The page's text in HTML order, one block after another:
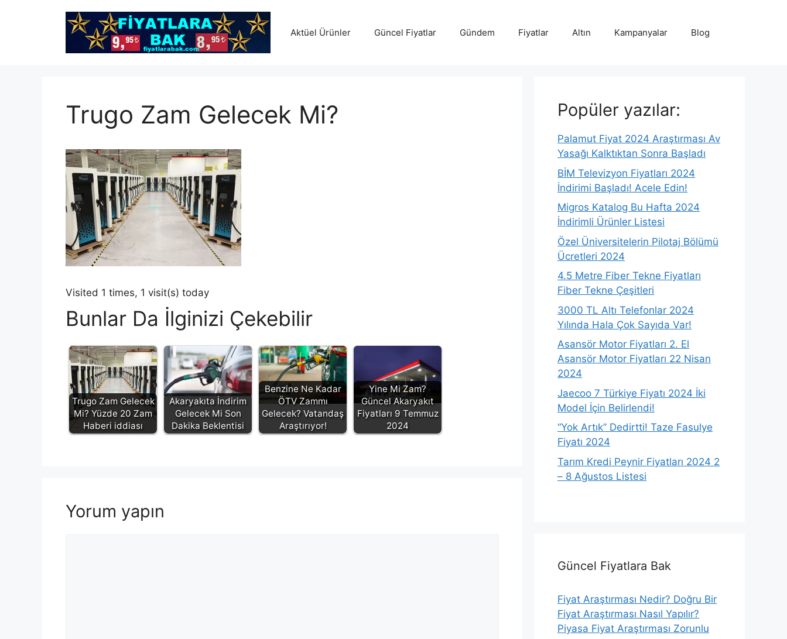
Aktüel Ürünler Güncel Fiyatlar Gündem Fiyatlar Altın Kampanyalar Blog
Trugo Zam Gelecek Mi?
Visited 1 times, 1 visit(s) today
Bunlar Da İlginizi Çekebilir
Trugo Zam Gelecek
Mi? Yüzde 20 Zam
Haberi iddiası
Akaryakıta İndirim
Gelecek Mi Son
Dakika Beklentisi
Benzine Ne Kadar
ÖTV Zammı
Gelecek? Vatandaş
Araştırıyor!
Yine Mi Zam?
Güncel Akaryakıt
Fiyatları 9 Temmuz
2024
Yorum yapın
Popüler yazılar:
Palamut Fiyat 2024 Araştırması Av
Yasağı Kalktıktan Sonra Başladı
BİM Televizyon Fiyatları 2024
İndirimi Başladı! Acele Edin!
Migros Katalog Bu Hafta 2024
İndirimli Ürünler Listesi
Özel Üniversitelerin Pilotaj Bölümü
Ücretleri 2024
4.5 Metre Fiber Tekne Fiyatları
Fiber Tekne Çeşitleri
3000 TL Altı Telefonlar 2024
Yılında Hala Çok Sayıda Var!
Asansör Motor Fiyatları 2. El
Asansör Motor Fiyatları 22 Nisan
2024
Jaecoo 7 Türkiye Fiyatı 2024 İki
Model İçin Belirlendi!
“Yok Artık” Dedirtti! Taze Fasulye
Fiyatı 2024
Tarım Kredi Peynir Fiyatları 2024 2
– 8 Ağustos Listesi
Güncel Fiyatlara Bak
Fiyat Araştırması Nedir? Doğru Bir
Fiyat Araştırması Nasıl Yapılır?
Piyasa Fiyat Araştırması Zorunlu